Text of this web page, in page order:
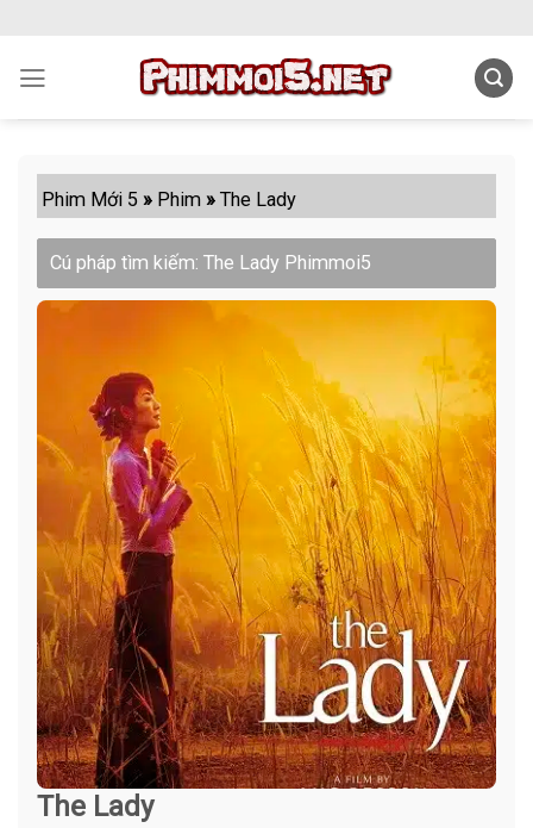
content
Phim Mới 5 » Phim »The Lady
Cú pháp tìm kiếm: The Lady Phimmoi5
The Lady